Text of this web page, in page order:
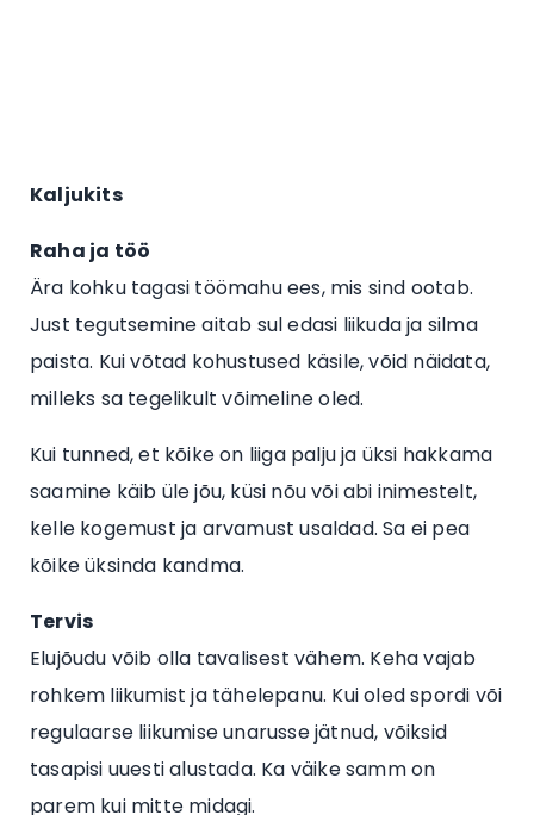
Kaljukits
Raha ja töö
Ära kohku tagasi töömahu ees, mis sind ootab.
Just tegutsemine aitab sul edasi liikuda ja silma
paista. Kui võtad kohustused käsile, võid näidata,
milleks sa tegelikult võimeline oled.
Kui tunned, et kõike on liiga palju ja üksi hakkama
saamine käib üle jõu, küsi nõu või abi inimestelt,
kelle kogemust ja arvamust usaldad. Sa ei pea
kõike üksinda kandma.
Tervis
Elujõudu võib olla tavalisest vähem. Keha vajab
rohkem liikumist ja tähelepanu. Kui oled spordi või
regulaarse liikumise unarusse jätnud, võiksid
tasapisi uuesti alustada. Ka väike samm on
parem kui mitte midagi.